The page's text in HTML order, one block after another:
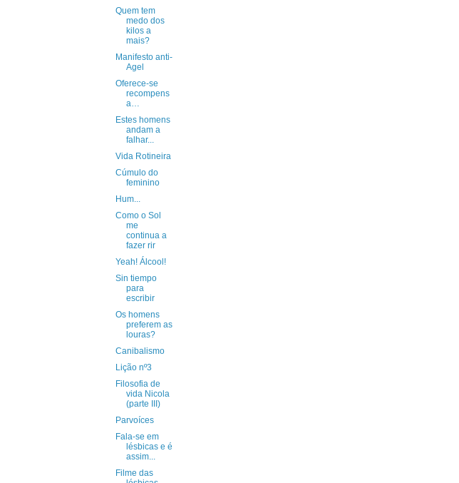
Quem tem
medo dos
kilos a
mais?
Manifesto anti-
Agel
Oferece-se
recompens
a…
Estes homens
andam a
falhar...
Vida Rotineira
Cúmulo do
feminino
Hum...
Como o Sol
me
continua a
fazer rir
Yeah! Álcool!
Sin tiempo
para
escribir
Os homens
preferem as
louras?
Canibalismo
Lição nº3
Filosofia de
vida Nicola
(parte III)
Parvoíces
Fala-se em
lésbicas e é
assim...
Filme das